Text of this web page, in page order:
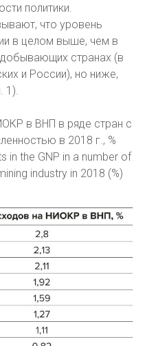
политики.
что уровень
в целом выше, чем в
странах (в
и России), но ниже,
1).
в ВНП в ряде стран с
в 2018 г., %
in the GNP in a number of
industry in 2018 (%)